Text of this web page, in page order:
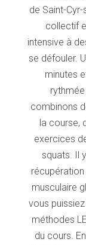
de Saint-
collectif
intensive à
se défouler.
minutes
combinons
la course,
exercices
squats. Il
musculaire
vous
méthodes
du cours.